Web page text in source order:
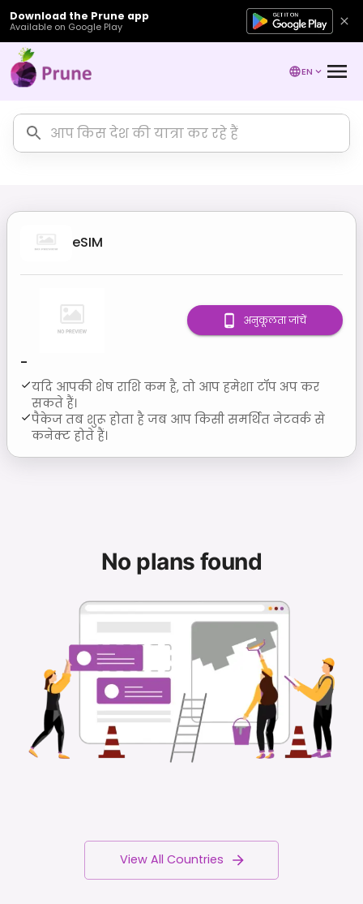
Download the Prune app
Available on Google Play
EN
eSIM
-
यदि आपकी शेष राशि कम है, तो आप हमेशा टॉप अप कर
सकते हैं।
पैकेज तब शुरू होता है जब आप किसी समर्थित नेटवर्क से
कनेक्ट होते हैं।
अनुकूलता जांचें
No plans found
View All Countries